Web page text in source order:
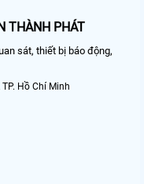
THÀNH PHÁT
sát, thiết bị báo động,
Hồ Chí Minh